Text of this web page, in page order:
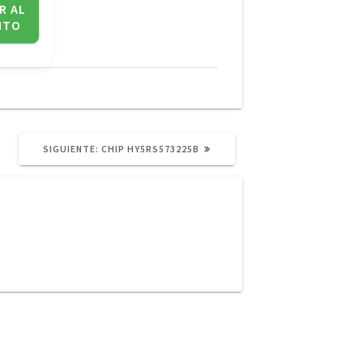
AL
SIGUIENTE: SIGUIENTE
CHIP HY5RS573225B